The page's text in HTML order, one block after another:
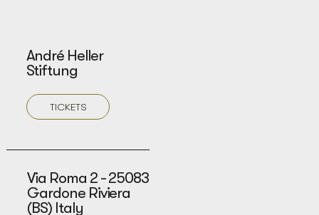
André Heller
Stiftung
TICKETS
Via Roma 2 - 25083
Gardone Riviera
(BS) Italy